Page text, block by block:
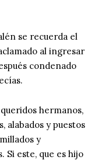
se recuerda el
al ingresar
condenado
hermanos,
alabados y puestos
y
Si este, que es hijo